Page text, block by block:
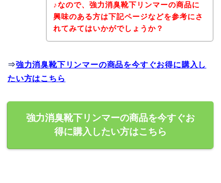
♪なので、強力消臭靴下リンマーの商品に
興味のある方は下記ページなどを参考にさ
れてみてはいかがでしょうか？
⇒強力消臭靴下リンマーの商品を今すぐお得に購入し
たい方はこちら
強力消臭靴下リンマーの商品を今すぐお
得に購入したい方はこちら